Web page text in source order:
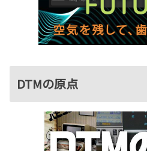
DTMの原点